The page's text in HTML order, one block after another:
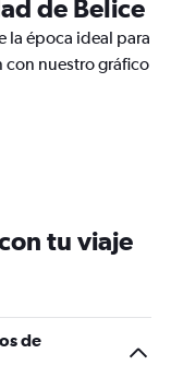
de Belice
la época ideal para
con nuestro gráfico
tu viaje
de